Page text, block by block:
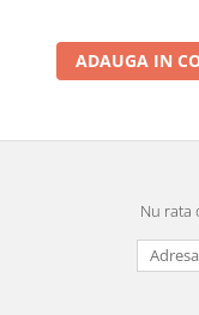
ADAUGA IN
Nu rata